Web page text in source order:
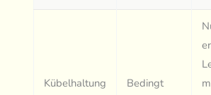
Kübelhaltung
Bedingt